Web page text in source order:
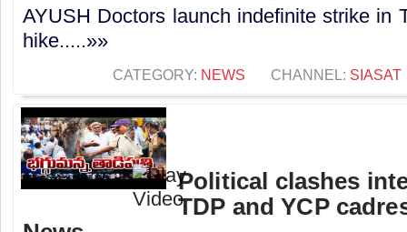
AYUSH Doctors launch indefinite strike in
hike.....»»
CATEGORY: NEWS CHANNEL: SIASAT
Political clashes
TDP and YCP